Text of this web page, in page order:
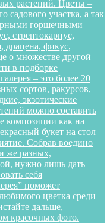
растений. Цветы –
садового участка, а так
горшечными
стрептокарпус,
драцена, фикус,
о множестве другой
в подборке
– это более 20
сортов, ракурсов,
экзотические
можно составить
композиции как на
букет на стол
Собрав воедино
же разных,
нужно лишь дать
себя
поможет
цветка среди
дальше,
красочных фото.